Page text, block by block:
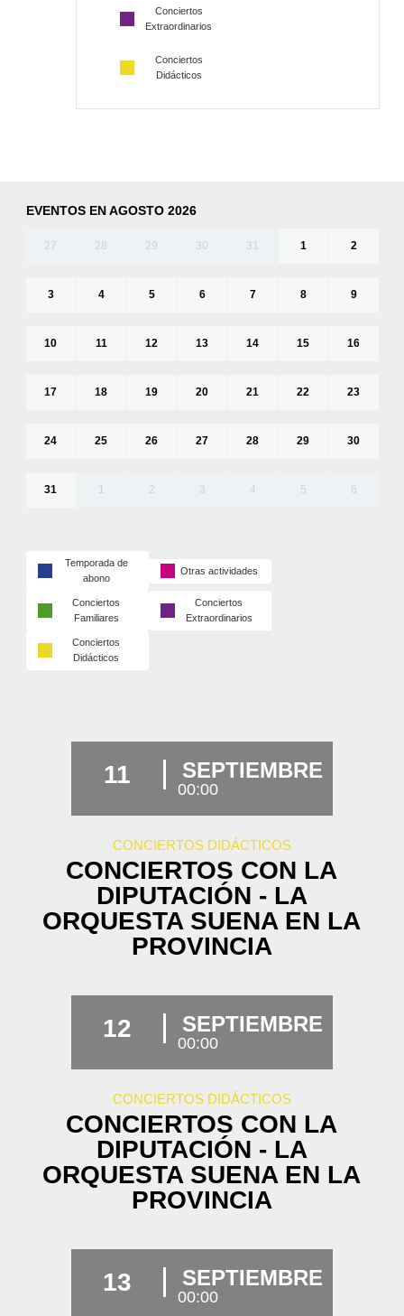
Conciertos
Extraordinarios
Conciertos
Didácticos
EVENTOS EN AGOSTO 2026
27 28 29 30 31 1 2
3 4 5 6 7 8 9
10 11 12 13 14 15 16
17 18 19 20 21 22 23
24 25 26 27 28 29 30
31 1 2 3 4 5 6
Temporada de
abono
Otras actividades
Conciertos
Familiares
Conciertos
Extraordinarios
Conciertos
Didácticos
11 SEPTIEMBRE
00:00
CONCIERTOS DIDÁCTICOS
CONCIERTOS CON LA
DIPUTACIÓN - LA
ORQUESTA SUENA EN LA
PROVINCIA
12 SEPTIEMBRE
00:00
CONCIERTOS DIDÁCTICOS
CONCIERTOS CON LA
DIPUTACIÓN - LA
ORQUESTA SUENA EN LA
PROVINCIA
13 SEPTIEMBRE
00:00